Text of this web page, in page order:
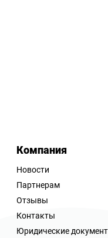
Компания
Новости
Партнерам
Отзывы
Контакты
Юридические